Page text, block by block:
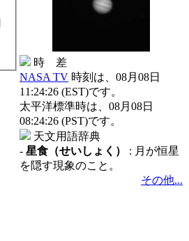
時 差
NASA TV 時刻は、08月08日
11:24:26 (EST)です。
太平洋標準時は、08月08日
08:24:26 (PST)です。
天文用語辞典
- 星食（せいしょく）
: 月が恒星
を隠す現象のこと。
その他...